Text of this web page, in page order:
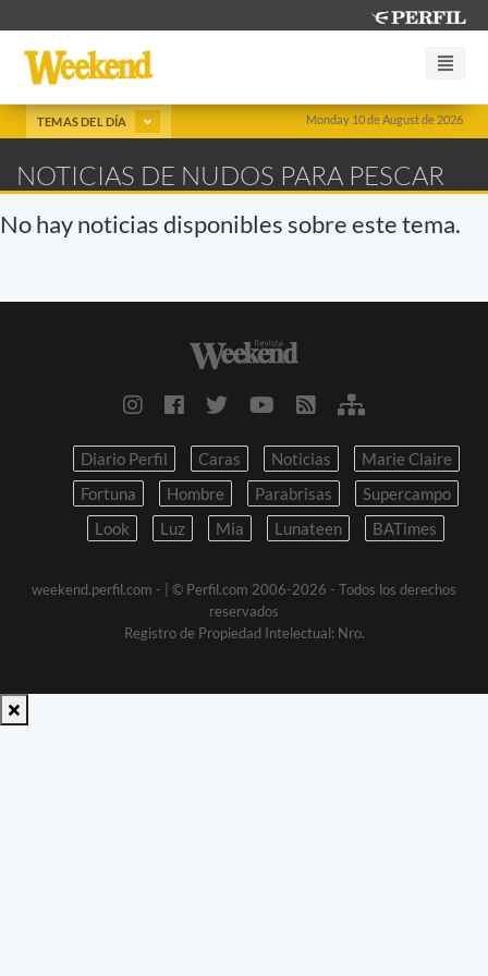
Monday 10 de August de 2026
TEMAS DEL DÍA
NOTICIAS DE NUDOS PARA PESCAR
No hay noticias disponibles sobre este tema.
Diario Perfil Caras Noticias
Marie Claire
Fortuna
Hombre Parabrisas
Supercampo
Look
Luz Mia Lunateen BATimes
weekend.perfil.com -
| © Perfil.com 2006-2026 - Todos los derechos
reservados
Registro de Propiedad Intelectual: Nro.